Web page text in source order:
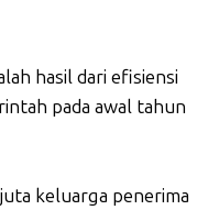
hasil dari efisiensi
pada awal tahun
keluarga penerima